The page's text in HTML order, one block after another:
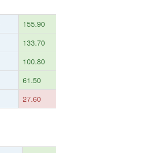
155.90
133.70
100.80
61.50
27.60